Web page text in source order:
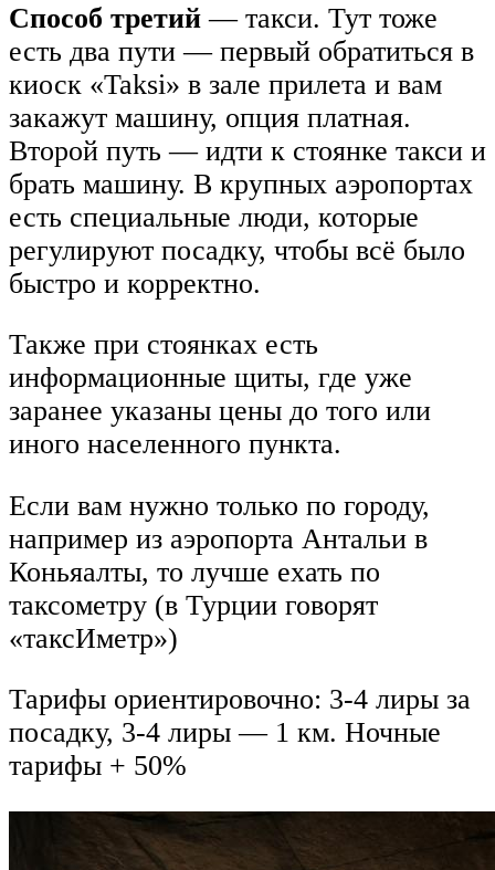
Способ третий — такси. Тут тоже
есть два пути — первый обратиться в
киоск «Taksi» в зале прилета и вам
закажут машину, опция платная.
Второй путь — идти к стоянке такси и
брать машину. В крупных аэропортах
есть специальные люди, которые
регулируют посадку, чтобы всё было
быстро и корректно.
Также при стоянках есть
информационные щиты, где уже
заранее указаны цены до того или
иного населенного пункта.
Если вам нужно только по городу,
например из аэропорта Антальи в
Коньяалты, то лучше ехать по
таксометру (в Турции говорят
«таксИметр»)
Тарифы ориентировочно: 3-4 лиры за
посадку, 3-4 лиры — 1 км. Ночные
тарифы + 50%